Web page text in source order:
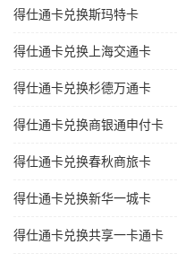
得仕通卡兑换斯玛特卡
得仕通卡兑换上海交通卡
得仕通卡兑换杉德万通卡
得仕通卡兑换商银通申付卡
得仕通卡兑换春秋商旅卡
得仕通卡兑换新华一城卡
得仕通卡兑换共享一卡通卡